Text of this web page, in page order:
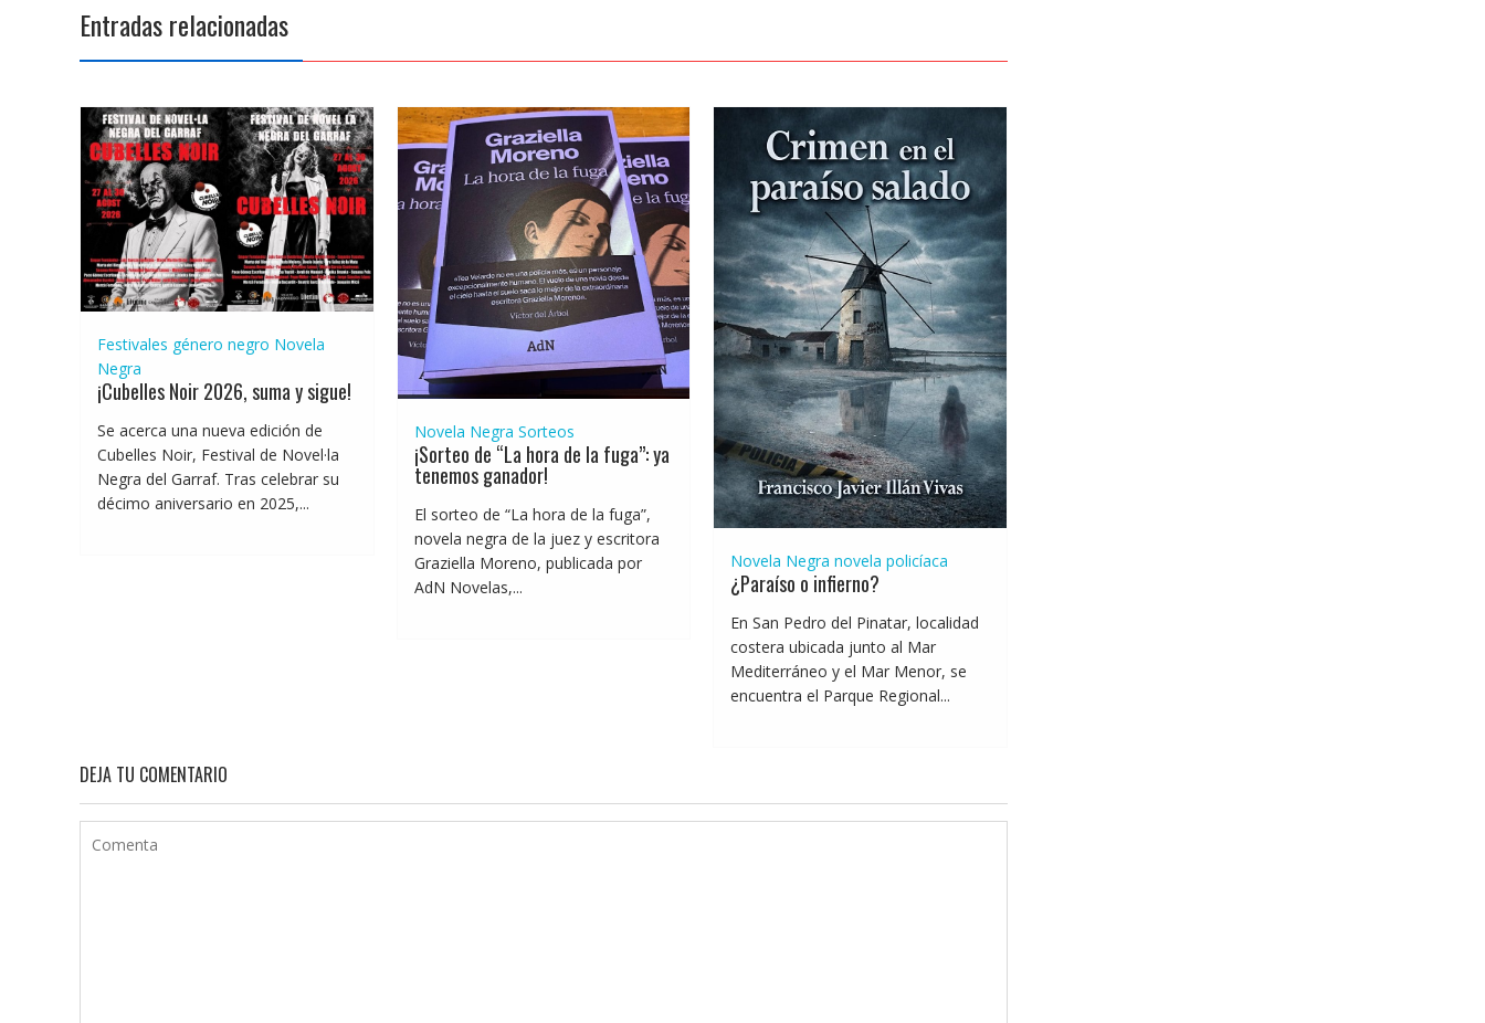
Entradas relacionadas
Festivales género negro Novela
Negra
¡Cubelles Noir 2026, suma y sigue!
Se acerca una nueva edición de
Cubelles Noir, Festival de Novel·la
Negra del Garraf. Tras celebrar su
décimo aniversario en 2025,...
Novela Negra Sorteos
¡Sorteo de “La hora de la fuga”: ya
tenemos ganador!
El sorteo de “La hora de la fuga”,
novela negra de la juez y escritora
Graziella Moreno, publicada por
AdN Novelas,...
Novela Negra novela policíaca
¿Paraíso o infierno?
En San Pedro del Pinatar, localidad
costera ubicada junto al Mar
Mediterráneo y el Mar Menor, se
encuentra el Parque Regional...
DEJA TU COMENTARIO